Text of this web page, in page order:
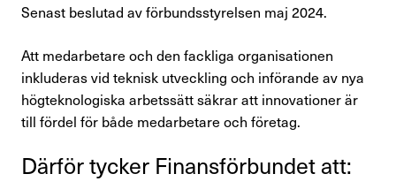
Pressmeddelanden
Perspektiv
Nyheter
Senast beslutad av förbundsstyrelsen maj 2024.
Att medarbetare och den fackliga organisationen
inkluderas vid teknisk utveckling och införande av nya
högteknologiska arbetssätt säkrar att innovationer är
till fördel för både medarbetare och företag.
Därför tycker Finans­för­bundet att: